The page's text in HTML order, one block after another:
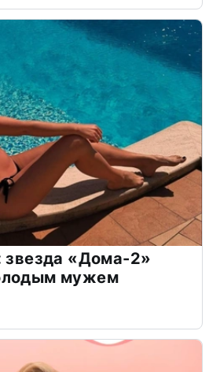
звезда «Дома-2»
мужем